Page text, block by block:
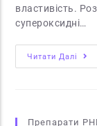
властивість.
супероксидні…
Читати Далі
Препарати